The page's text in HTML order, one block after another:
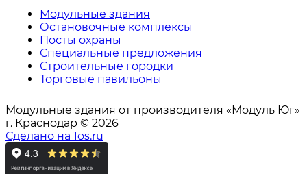
Модульные здания
Остановочные комплексы
Посты охраны
Специальные предложения
Строительные городки
Торговые павильоны
Модульные здания от производителя «Модуль Юг»
г. Краснодар © 2026
Сделано на 1os.ru